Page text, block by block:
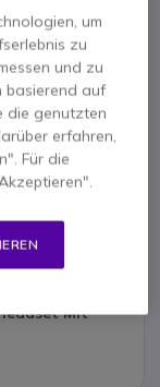
Mit
um
zu
und zu
basierend auf
die genutzten
erfahren,
Für die